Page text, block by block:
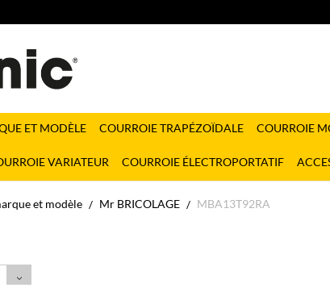
ET MODÈLE COURROIE TRAPÉZOÏDALE COURROIE
VARIATEUR COURROIE ÉLECTROPORTATIF
et modèle Mr BRICOLAGE MBA13T92RA